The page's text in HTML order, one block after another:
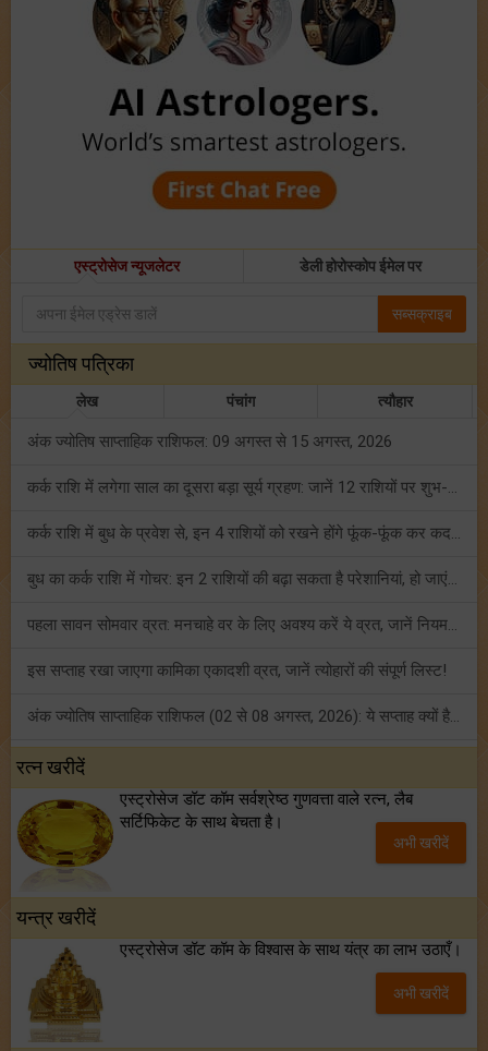
एस्ट्रोसेज न्यूजलेटर डेली होरोस्कोप ईमेल पर
सब्सक्राइब
ज्योतिष पत्रिका
लेख पंचांग त्यौहार
अंक ज्योतिष साप्ताहिक राशिफल: 09 अगस्त से 15 अगस्त, 2026
कर्क राशि में लगेगा साल का दूसरा बड़ा सूर्य ग्रहण: जानें 12 राशियों पर शुभ-अशुभ प्रभाव!
कर्क राशि में बुध के प्रवेश से, इन 4 राशियों को रखने होंगे फूंक-फूंक कर कदम!
बुध का कर्क राशि में गोचर: इन 2 राशियों की बढ़ा सकता है परेशानियां, हो जाएं सावधान!
पहला सावन सोमवार व्रत: मनचाहे वर के लिए अवश्य करें ये व्रत, जानें नियम एवं पूजा विधि!
इस सप्ताह रखा जाएगा कामिका एकादशी व्रत, जानें त्योहारों की संपूर्ण लिस्ट!
अंक ज्योतिष साप्ताहिक राशिफल (02 से 08 अगस्त, 2026): ये सप्ताह क्यों है खास?
रत्न खरीदें
एस्ट्रोसेज डॉट कॉम सर्वश्रेष्ठ गुणवत्ता वाले रत्न, लैब
सर्टिफिकेट के साथ बेचता है।
अभी खरीदें
यन्त्र खरीदें
एस्ट्रोसेज डॉट कॉम के विश्वास के साथ यंत्र का लाभ उठाएँ।
अभी खरीदें